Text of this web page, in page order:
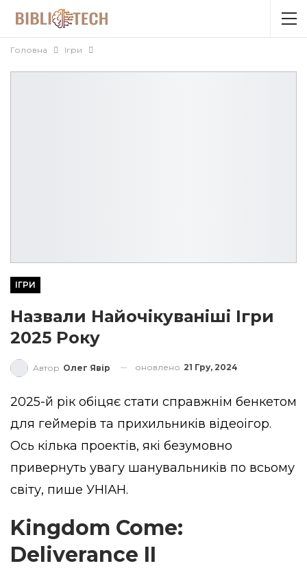
Головна Ігри
ІГРИ
Назвали Найочікуваніші Ігри
2025 Року
Автор Олег Явір оновлено 21 Гру, 2024
2025-й рік обіцяє стати справжнім бенкетом
для геймерів та прихильників відеоігор.
Ось кілька проектів, які безумовно
привернуть увагу шанувальників по всьому
світу, пише УНІАН.
Kingdom Come:
Deliverance II